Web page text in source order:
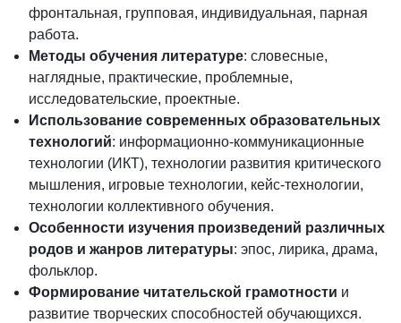
фронтальная, групповая, индивидуальная, парная
работа.
Методы обучения литературе: словесные,
наглядные, практические, проблемные,
исследовательские, проектные.
Использование современных образовательных
технологий: информационно-коммуникационные
технологии (ИКТ), технологии развития критического
мышления, игровые технологии, кейс-технологии,
технологии коллективного обучения.
Особенности изучения произведений различных
родов и жанров литературы: эпос, лирика, драма,
фольклор.
Формирование читательской грамотности и
развитие творческих способностей обучающихся.